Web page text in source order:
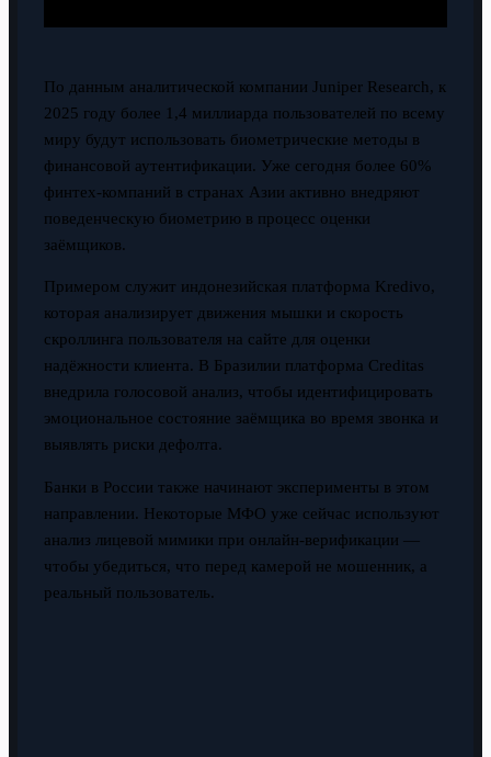
По данным аналитической компании Juniper Research, к
2025 году более 1,4 миллиарда пользователей по всему
миру будут использовать биометрические методы в
финансовой аутентификации. Уже сегодня более 60%
финтех-компаний в странах Азии активно внедряют
поведенческую биометрию в процесс оценки
заёмщиков.
Примером служит индонезийская платформа Kredivo,
которая анализирует движения мышки и скорость
скроллинга пользователя на сайте для оценки
надёжности клиента. В Бразилии платформа Creditas
внедрила голосовой анализ, чтобы идентифицировать
эмоциональное состояние заёмщика во время звонка и
выявлять риски дефолта.
Банки в России также начинают эксперименты в этом
направлении. Некоторые МФО уже сейчас используют
анализ лицевой мимики при онлайн-верификации —
чтобы убедиться, что перед камерой не мошенник, а
реальный пользователь.